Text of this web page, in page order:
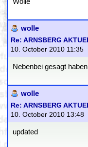
wolle
Re: ARNSBERG
10. October 2010 11:35
Nebenbei gesagt
wolle
Re: ARNSBERG
10. October 2010 13:48
updated